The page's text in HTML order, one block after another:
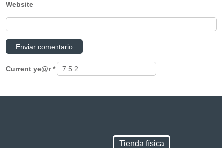
Website
Current ye@r*
Tienda física